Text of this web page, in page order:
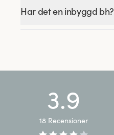
Har det en inbyggd bh?
3.9
18 Recensioner